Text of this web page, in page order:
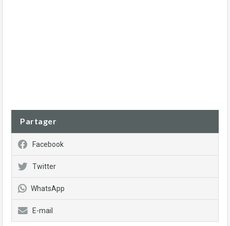
Partager
Facebook
Twitter
WhatsApp
E-mail